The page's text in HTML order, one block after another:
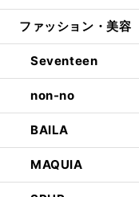
ファッション・美容
Seventeen
non-no
BAILA
MAQUIA